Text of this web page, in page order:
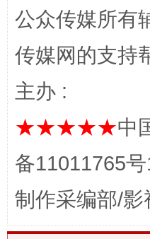
公众传媒所有
传媒网的支持
主办 :
★★★★★中
备11011765
制作采编部/